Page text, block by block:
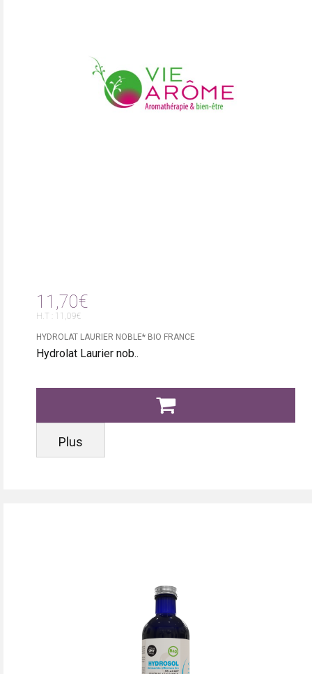
11,70€
H.T : 11,09€
HYDROLAT LAURIER NOBLE* BIO FRANCE
Hydrolat Laurier nob..
Plus